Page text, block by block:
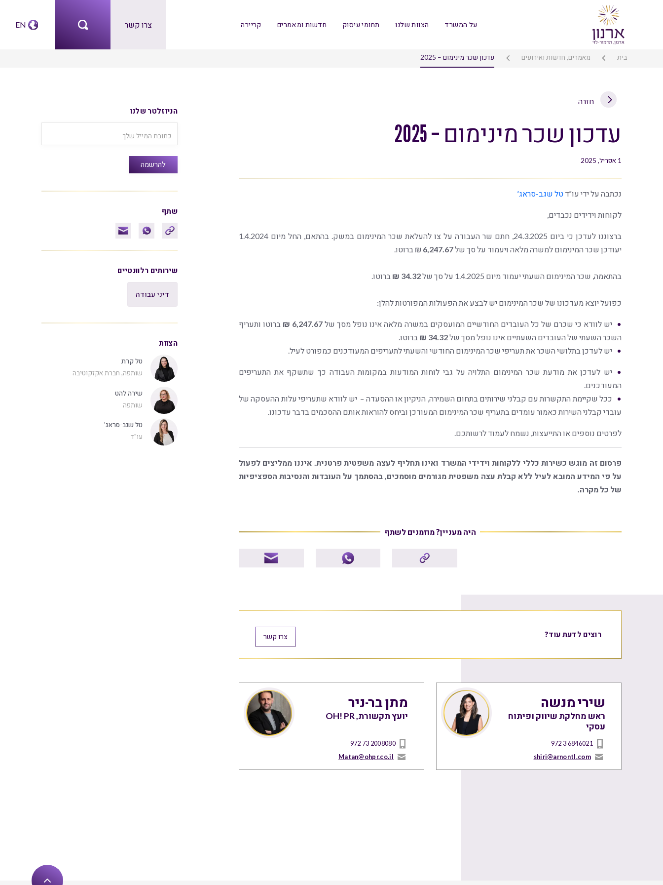
על המשרד הצוות שלנו תחומי עיסוק חדשות ומאמרים קריירה צרו קשר EN
בית מאמרים, חדשות ואירועים עדכון שכר מינימום – 2025
חזרה
עדכון שכר מינימום – 2025
1 אפריל, 2025
נכתבה על ידי עו״ד טל שגב-סראג׳
לקוחות וידידים נכבדים,
ברצוננו לעדכן כי ביום 24.3.2025, חתם שר העבודה על צו להעלאת שכר המינימום במשק. בהתאם, החל מיום 1.4.2024
יעודכן שכר המינימום למשרה מלאה ויעמוד על סך של6,247.67 ₪ ברוטו.
בהתאמה, שכר המינימום השעתי יעמוד מיום 1.4.2025 על סך של 34.32 ₪ ברוטו.
כפועל יוצא מעדכונו של שכר המינימום יש לבצע את הפעולות המפורטות להלן:
יש לוודא כי שכרם של כל העובדים החודשיים המועסקים במשרה מלאה אינו נופל מסך של 6,247.67
₪ ברוטו ותעריף
השכר השעתי של העובדים השעתיים אינו נופל מסך של34.32 ₪
ברוטו.
יש לעדכן בתלושי השכר את תעריפי שכר המינימום החודשי והשעתי לתעריפים המעודכנים כמפורט לעיל.
יש לעדכן את מודעת שכר המינימום התלויה על גבי לוחות המודעות במקומות העבודה כך שתשקף את התעריפים
המעודכנים.
ככל שקיימת התקשרות עם קבלני שירותים בתחום השמירה, הניקיון או ההסעדה – יש לוודא שתעריפי עלות ההעסקה של
עובדי קבלני השירות כאמור עומדים בתעריף שכר המינימום המעודכן וביחס להוראות אותם ההסכמים בדבר עדכונו.
לפרטים נוספים או התייעצות, נשמח לעמוד לרשותכם.
פרסום זה מוגש כשירות כללי ללקוחות וידידי המשרד ואינו תחליף לעצה משפטית פרטנית. איננו ממליצים לפעול
על פי המידע המובא לעיל ללא קבלת עצה משפטית מגורמים מוסמכים, בהסתמך על העובדות והנסיבות הספציפיות
של כל מקרה.
היה מעניין? מוזמנים לשתף
רוצים לדעת עוד? צרו קשר
שירי מנשה
ראש מחלקת שיווק ופיתוח
עסקי
972 3 6846021
shiri@arnontl.com
מתן בר-ניר
יועץ תקשורת, OH! PR
972 73 2008080
Matan@ohpr.co.il
הניוזלטר שלנו
שתף
שירותים רלוונטיים
דיני עבודה
הצוות
טל קרת
שותפה, חברת אקזקוטיבה
שירה להט
שותפה
טל שגב-סראג'
עו"ד